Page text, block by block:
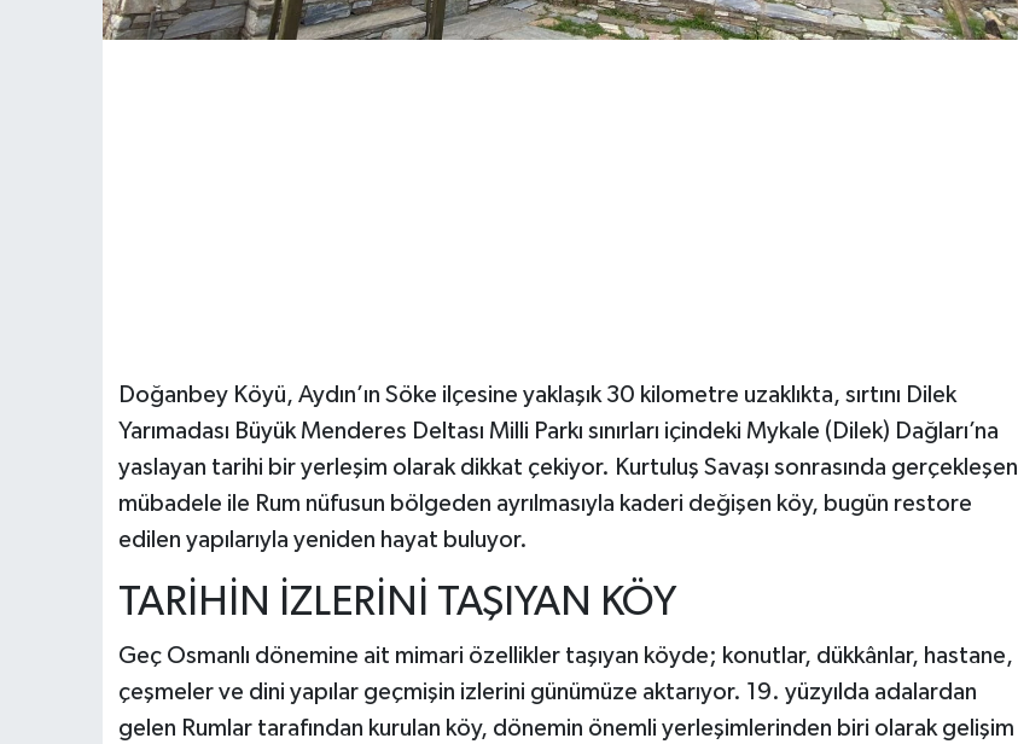
Doğanbey Köyü, Aydın’ın Söke ilçesine yaklaşık 30 kilometre uzaklıkta, sırtını Dilek
Yarımadası Büyük Menderes Deltası Milli Parkı sınırları içindeki Mykale (Dilek) Dağları’na
yaslayan tarihi bir yerleşim olarak dikkat çekiyor. Kurtuluş Savaşı sonrasında gerçekleşen
mübadele ile Rum nüfusun bölgeden ayrılmasıyla kaderi değişen köy, bugün restore
edilen yapılarıyla yeniden hayat buluyor.
TARİHİN İZLERİNİ TAŞIYAN KÖY
Geç Osmanlı dönemine ait mimari özellikler taşıyan köyde; konutlar, dükkânlar, hastane,
çeşmeler ve dini yapılar geçmişin izlerini günümüze aktarıyor. 19. yüzyılda adalardan
gelen Rumlar tarafından kurulan köy, dönemin önemli yerleşimlerinden biri olarak gelişim